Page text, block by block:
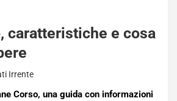
caratteristiche e cosa
Irrente
Corso, una guida con informazioni